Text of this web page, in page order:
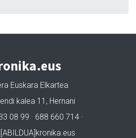
Euskara Elkartea
kalea 11, Hernani
08 99 · 688 660 714 ·